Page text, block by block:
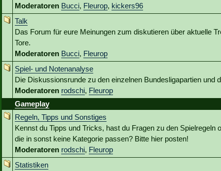
Moderatoren Bucci, Fleurop, kickers96
Talk
Das Forum für eure Meinungen zum diskutieren über aktuelle
Tore.
Moderatoren Bucci, Fleurop
Spiel- und Notenanalyse
Die Diskussionsrunde zu den einzelnen Bundesligapartien und
Moderatoren rodschi, Fleurop
Gameplay
Regeln, Tipps und Sonstiges
Kennst du Tipps und Tricks, hast du Fragen zu den Spielregeln
die in sonst keine Kategorie passen? Bitte hier posten!
Moderatoren rodschi, Fleurop
Statistiken